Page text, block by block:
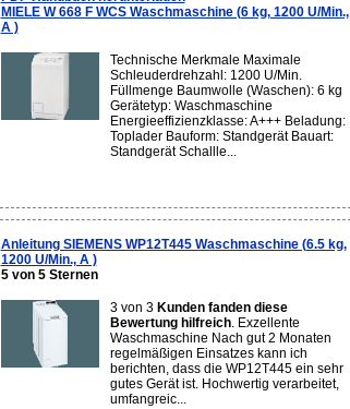
MIELE W 668 F WCS Waschmaschine (6 kg, 1200 U/Min.,
A )
Technische Merkmale Maximale
Schleuderdrehzahl: 1200 U/Min.
Füllmenge Baumwolle (Waschen): 6 kg
Gerätetyp: Waschmaschine
Energieeffizienzklasse: A+++ Beladung:
Toplader Bauform: Standgerät Bauart:
Standgerät Schallle...
Anleitung SIEMENS WP12T445 Waschmaschine (6.5 kg,
1200 U/Min., A )
5 von 5 Sternen
3 von 3 Kunden fanden diese
Bewertung hilfreich. Exzellente
Waschmaschine Nach gut 2 Monaten
regelmäßigen Einsatzes kann ich
berichten, dass die WP12T445 ein sehr
gutes Gerät ist. Hochwertig verarbeitet,
umfangreic...